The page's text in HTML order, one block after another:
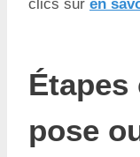
clics sur en
pose